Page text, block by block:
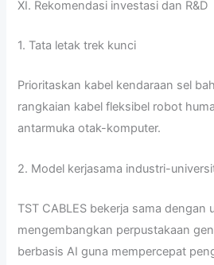
XI. Rekomendasi investasi dan R&D
1. Tata letak trek kunci
Prioritaskan kabel kendaraan sel
rangkaian kabel fleksibel robot
antarmuka otak-komputer.
2. Model kerjasama industri-
TST CABLES bekerja sama dengan
mengembangkan perpustakaan
berbasis AI guna mempercepat